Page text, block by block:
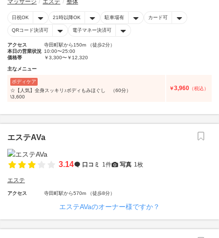
マッサージ エステ 整体
日祝OK 21時以降OK 駐車場有 カード可
QRコード決済可 電子マネー決済可
アクセス
寺田町駅から150m （徒歩2分）
本日の営業状況 10:00〜25:00
価格帯
￥3,300〜￥12,320
主なメニュー
ボディケア
☆【人気】全身スッキリ♪ボディもみほぐし （60分）
\3,600
￥3,960 （税込）
エステAVa
3.14 口コミ 1件 写真 1枚
エステ
アクセス 寺田町駅から570m （徒歩8分）
エステAVaのオーナー様ですか？